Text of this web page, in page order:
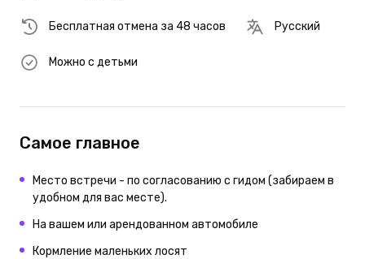
Бесплатная отмена за 48 часов Русский
Можно с детьми
Самое главное
Место встречи - по согласованию с гидом (забираем в
удобном для вас месте).
На вашем или арендованном автомобиле
Кормление маленьких лосят